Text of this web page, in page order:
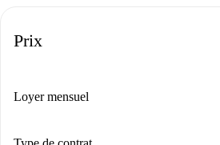
Prix
Loyer mensuel